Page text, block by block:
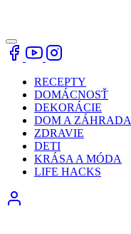
RECEPTY
DOMÁCNOSŤ
DEKORÁCIE
DOM A ZÁHRADA
ZDRAVIE
DETI
KRÁSA A MÓDA
LIFE HACKS